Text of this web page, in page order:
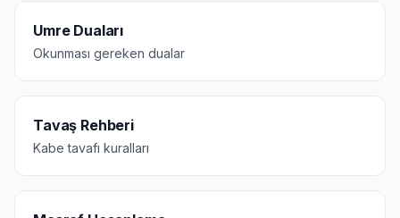
Umre Duaları
Okunması gereken dualar
Tavaş Rehberi
Kabe tavafı kuralları